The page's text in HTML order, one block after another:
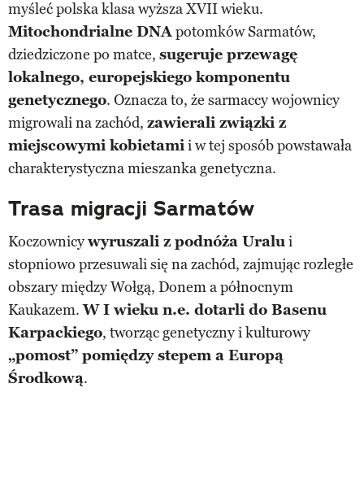
myśleć polska klasa wyższa XVII wieku.
Mitochondrialne DNApotomków Sarmatów,
dziedziczone po matce, sugeruje przewagę
lokalnego, europejskiego komponentu
genetycznego. Oznacza to, że sarmaccy wojownicy
migrowali na zachód, zawierali związki z
miejscowymi kobietamii w tej sposób powstawała
charakterystyczna mieszanka genetyczna.
Trasa migracji Sarmatów
Koczownicywyruszali z podnóża Uralui
stopniowo przesuwali się na zachód, zajmując rozległe
obszary między Wołgą, Donem a północnym
Kaukazem.W I wieku n.e. dotarli do Basenu
Karpackiego, tworząc genetyczny i kulturowy
„pomost” pomiędzy stepem a Europą
Środkową.